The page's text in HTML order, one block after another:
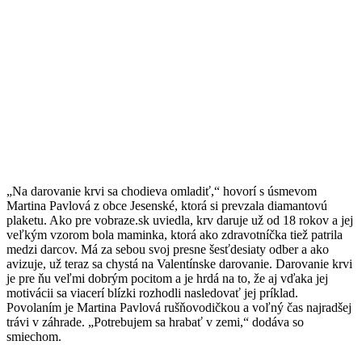
„Na darovanie krvi sa chodieva omladiť,“ hovorí s úsmevom
Martina Pavlová z obce Jesenské, ktorá si prevzala diamantovú
plaketu. Ako pre vobraze.sk uviedla, krv daruje už od 18 rokov a jej
veľkým vzorom bola maminka, ktorá ako zdravotníčka tiež patrila
medzi darcov. Má za sebou svoj presne šesťdesiaty odber a ako
avizuje, už teraz sa chystá na Valentínske darovanie. Darovanie krvi
je pre ňu veľmi dobrým pocitom a je hrdá na to, že aj vďaka jej
motivácii sa viacerí blízki rozhodli nasledovať jej príklad.
Povolaním je Martina Pavlová rušňovodičkou a voľný čas najradšej
trávi v záhrade. „Potrebujem sa hrabať v zemi,“ dodáva so
smiechom.